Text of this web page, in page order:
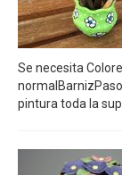
Se necesita
pintura toda la